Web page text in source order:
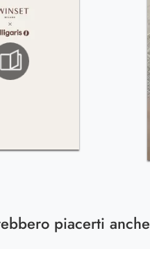
piacerti anche